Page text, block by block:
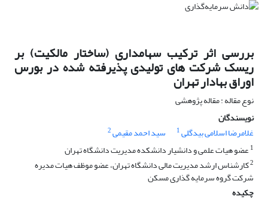
بررسی اثر ترکیب سهامداری (ساختار مالکیت) بر
ریسک شرکت های تولیدی پذیرفته شده در بورس
اوراق بهادار تهران
نوع مقاله : مقاله پژوهشی
نویسندگان
غلامرضا اسلامی بیدگلی1 سید احمد مقیمی2
1عضو هیات علمی و دانشیار دانشکده مدیریت دانشگاه تهران
2کارشناس ارشد مدیریت مالی دانشگاه تهران، عضو موظف هیات مدیره
شرکت گروه سرمایه گذاری مسکن
چکیده